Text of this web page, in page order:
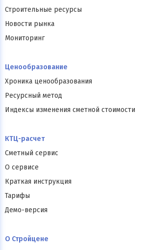
Строительные ресурсы
Новости рынка
Мониторинг
Ценообразование
Хроника ценообразования
Ресурсный метод
Индексы изменения сметной стоимости
КТЦ-расчет
Сметный сервис
О сервисе
Краткая инструкция
Тарифы
Демо-версия
О Стройцене